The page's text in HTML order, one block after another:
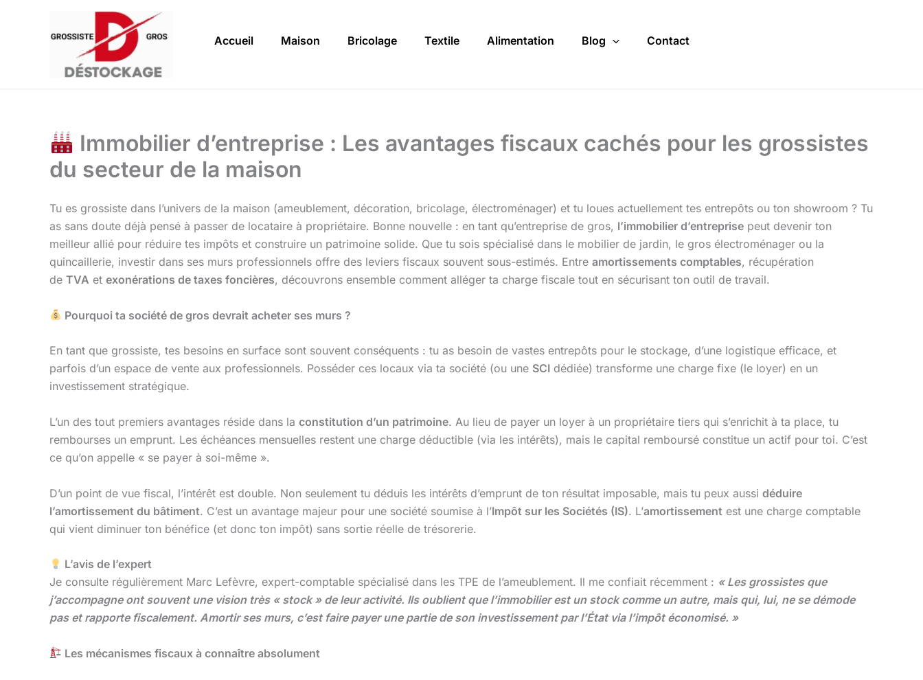
Accueil Maison Bricolage Textile Alimentation Blog Contact
Immobilier d’entreprise : Les avantages fiscaux cachés pour les grossistes
du secteur de la maison
Tu es grossiste dans l’univers de la maison (ameublement, décoration, bricolage, électroménager) et tu loues actuellement tes entrepôts ou ton showroom ? Tu
as sans doute déjà pensé à passer de locataire à propriétaire. Bonne nouvelle : en tant qu’entreprise de gros, l’immobilier d’entreprise peut devenir ton
meilleur allié pour réduire tes impôts et construire un patrimoine solide. Que tu sois spécialisé dans le mobilier de jardin, le gros électroménager ou la
quincaillerie, investir dans ses murs professionnels offre des leviers fiscaux souvent sous-estimés. Entre amortissements comptables, récupération
de TVA et exonérations de taxes foncières, découvrons ensemble comment alléger ta charge fiscale tout en sécurisant ton outil de travail.
Pourquoi ta société de gros devrait acheter ses murs ?
En tant que grossiste, tes besoins en surface sont souvent conséquents : tu as besoin de vastes entrepôts pour le stockage, d’une logistique efficace, et
parfois d’un espace de vente aux professionnels. Posséder ces locaux via ta société (ou une SCI dédiée) transforme une charge fixe (le loyer) en un
investissement stratégique.
L’un des tout premiers avantages réside dans la constitution d’un patrimoine. Au lieu de payer un loyer à un propriétaire tiers qui s’enrichit à ta place, tu
rembourses un emprunt. Les échéances mensuelles restent une charge déductible (via les intérêts), mais le capital remboursé constitue un actif pour toi. C’est
ce qu’on appelle « se payer à soi-même ».
D’un point de vue fiscal, l’intérêt est double. Non seulement tu déduis les intérêts d’emprunt de ton résultat imposable, mais tu peux aussi déduire
l’amortissement du bâtiment. C’est un avantage majeur pour une société soumise à l’Impôt sur les Sociétés (IS). L’amortissement est une charge comptable
qui vient diminuer ton bénéfice (et donc ton impôt) sans sortie réelle de trésorerie.
L’avis de l’expert
Je consulte régulièrement Marc Lefèvre, expert-comptable spécialisé dans les TPE de l’ameublement. Il me confiait récemment : « Les grossistes que
j’accompagne ont souvent une vision très « stock » de leur activité. Ils oublient que l’immobilier est un stock comme un autre, mais qui, lui, ne se démode
pas et rapporte fiscalement. Amortir ses murs, c’est faire payer une partie de son investissement par l’État via l’impôt économisé. »
Les mécanismes fiscaux à connaître absolument